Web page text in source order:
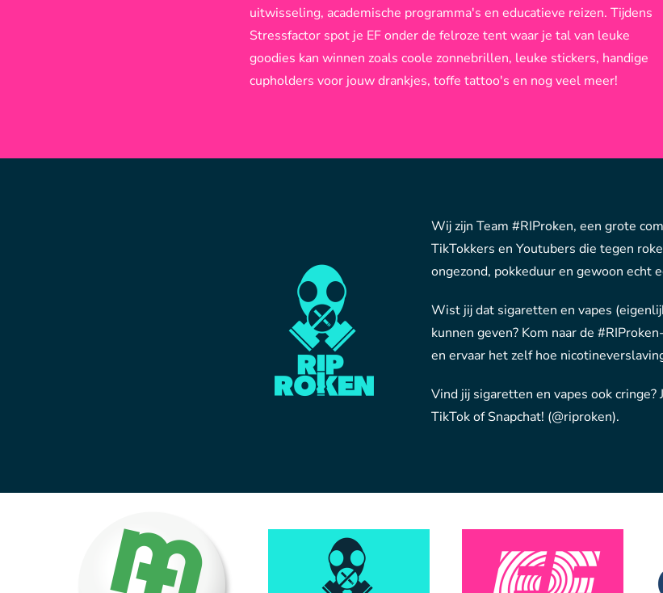
uitwisseling, academische programma's en educatieve reizen. Tijdens
Stressfactor spot je EF onder de felroze tent waar je tal van leuke
goodies kan winnen zoals coole zonnebrillen, leuke stickers, handige
cupholders voor jouw drankjes, toffe tattoo's en nog veel meer!
Wij zijn Team #RIProken, een grote
TikTokkers en Youtubers die tegen
ongezond, pokkeduur en gewoon echt
Wist jij dat sigaretten en vapes
kunnen geven? Kom naar de
en ervaar het zelf hoe
Vind jij sigaretten en vapes ook cringe?
TikTok of Snapchat! (@riproken).